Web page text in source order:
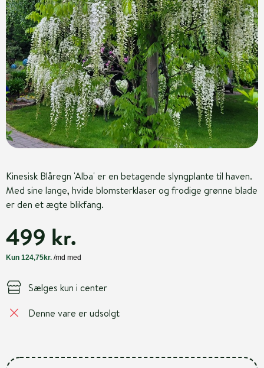
Kinesisk Blåregn 'Alba' er en betagende slyngplante til haven.
Med sine lange, hvide blomsterklaser og frodige grønne blade
er den et ægte blikfang.
499 kr.
Sælges kun i center
Denne vare er udsolgt